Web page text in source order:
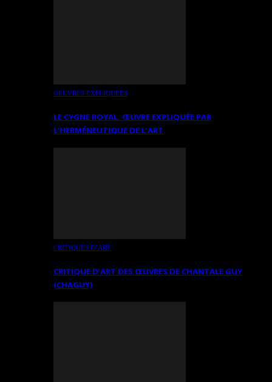
OEUVRES EXPLIQUÉES
LE CYGNE ROYAL. ŒUVRE EXPLIQUÉE PAR
L’HERMÉNEUTIQUE DE L’ART
CRITIQUES D’ART
CRITIQUE D’ART DES ŒUVRES DE CHANTALE GUY
(CHAGUY)